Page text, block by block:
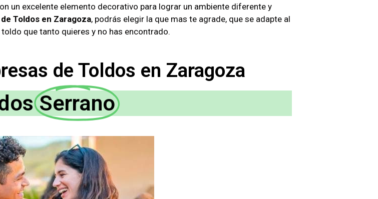
un excelente elemento decorativo para lograr un ambiente diferente y
Toldos en Zaragoza, podrás elegir la que mas te agrade, que se adapte al
que tanto quieres y no has encontrado.
de Toldos en Zaragoza
Serrano